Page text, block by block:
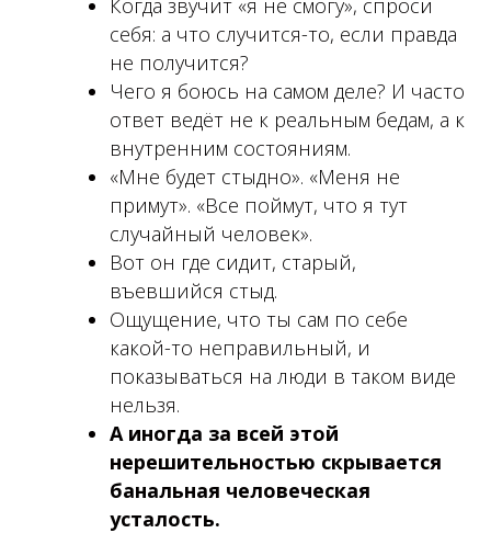
Когда звучит «я не смогу», спроси
себя: а что случится-то, если правда
не получится?
Чего я боюсь на самом деле? И часто
ответ ведёт не к реальным бедам, а к
внутренним состояниям.
«Мне будет стыдно». «Меня не
примут». «Все поймут, что я тут
случайный человек».
Вот он где сидит, старый,
въевшийся стыд.
Ощущение, что ты сам по себе
какой-то неправильный, и
показываться на люди в таком виде
нельзя.
А иногда за всей этой
нерешительностью скрывается
банальная человеческая
усталость.